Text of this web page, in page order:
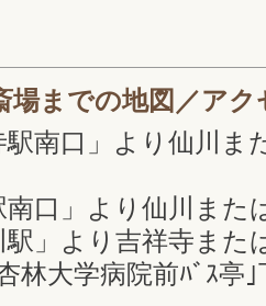
場までの地図／アク
駅南口」より仙川
南口」より仙川ま
駅」より吉祥寺ま
林大学病院前ﾊﾞｽ